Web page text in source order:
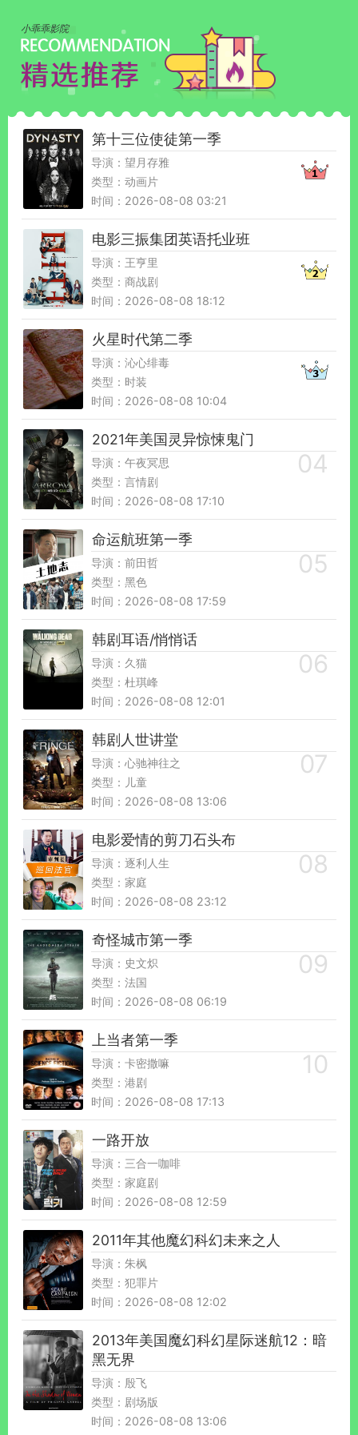
小乖乖影院
第十三位使徒第一季
导演：望月存雅
类型：动画片
时间：2026-08-08 03:21
电影三振集团英语托业班
导演：王亨里
类型：商战剧
时间：2026-08-08 18:12
火星时代第二季
导演：沁心绯毒
类型：时装
时间：2026-08-08 10:04
2021年美国灵异惊悚鬼门
导演：午夜冥思
类型：言情剧
时间：2026-08-08 17:10
命运航班第一季
导演：前田哲
类型：黑色
时间：2026-08-08 17:59
韩剧耳语/悄悄话
导演：久猫
类型：杜琪峰
时间：2026-08-08 12:01
韩剧人世讲堂
导演：心驰神往之
类型：儿童
时间：2026-08-08 13:06
电影爱情的剪刀石头布
导演：逐利人生
类型：家庭
时间：2026-08-08 23:12
奇怪城市第一季
导演：史文炽
类型：法国
时间：2026-08-08 06:19
上当者第一季
导演：卡密撒嘛
类型：港剧
时间：2026-08-08 17:13
一路开放
导演：三合一咖啡
类型：家庭剧
时间：2026-08-08 12:59
2011年其他魔幻科幻未来之人
导演：朱枫
类型：犯罪片
时间：2026-08-08 12:02
2013年美国魔幻科幻星际迷航12：暗
黑无界
导演：殷飞
类型：剧场版
时间：2026-08-08 13:06